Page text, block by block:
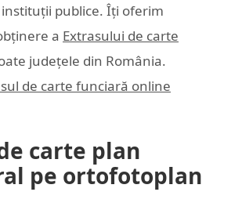
publice. Îți oferim
a Extrasului de carte
județele din România.
de carte funciară online
carte plan
pe ortofotoplan